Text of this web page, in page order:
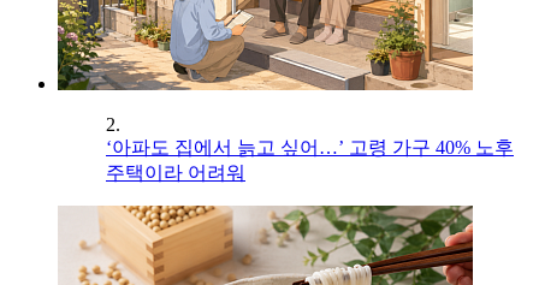
2.
‘아파도 집에서 늙고 싶어…’ 고령 가구 40% 노후
주택이라 어려워